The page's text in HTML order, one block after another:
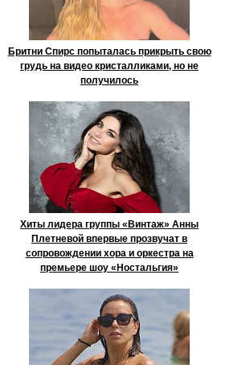
Бритни Спирс попыталась прикрыть свою
грудь на видео кристалликами, но не
получилось
Хиты лидера группы «Винтаж» Анны
Плетневой впервые прозвучат в
сопровождении хора и оркестра на
премьере шоу «Ностальгия»